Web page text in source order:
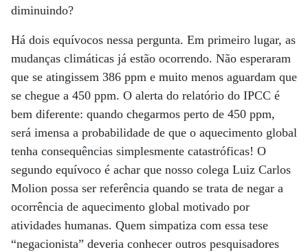
diminuindo?
Há dois equívocos nessa pergunta. Em primeiro lugar, as
mudanças climáticas já estão ocorrendo. Não esperaram
que se atingissem 386 ppm e muito menos aguardam que
se chegue a 450 ppm. O alerta do relatório do IPCC é
bem diferente: quando chegarmos perto de 450 ppm,
será imensa a probabilidade de que o aquecimento global
tenha consequências simplesmente catastróficas! O
segundo equívoco é achar que nosso colega Luiz Carlos
Molion possa ser referência quando se trata de negar a
ocorrência de aquecimento global motivado por
atividades humanas. Quem simpatiza com essa tese
“negacionista” deveria conhecer outros pesquisadores